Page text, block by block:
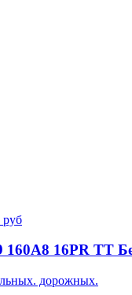
руб
160A8 16PR TT
дорожных.